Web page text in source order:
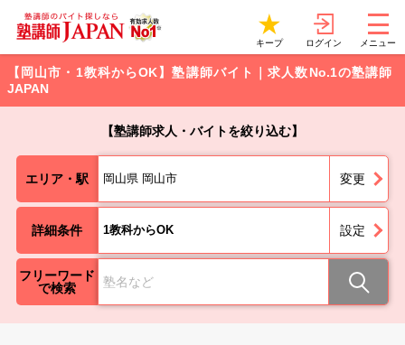
キープ ログイン メニュー
【岡山市・1教科からOK】塾講師バイト｜求人数No.1の塾講師
JAPAN
【塾講師求人・バイトを絞り込む】
エリア・駅 岡山県 岡山市 変更
詳細条件 1教科からOK 設定
フリーワード
で検索